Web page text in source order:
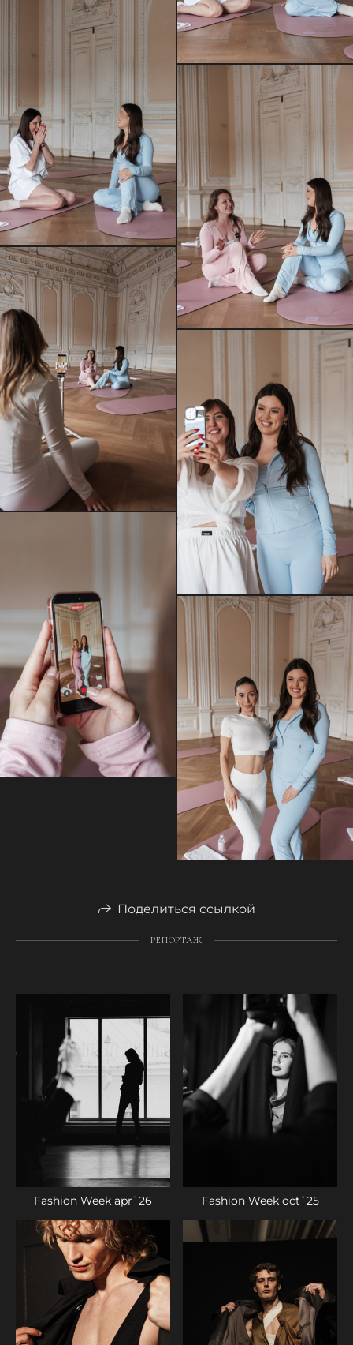
Поделиться ссылкой
РЕПОРТАЖ
Fashion Week apr`26 Fashion Week oct`25